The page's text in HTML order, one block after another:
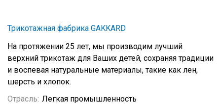
Трикотажная фабрика GAKKARD
На протяжении 25 лет, мы производим лучший
верхний трикотаж для Ваших детей, сохраняя традиции
и воспевая натуральные материалы, такие как лен,
шерсть и хлопок.
Отрасль: Легкая промышленность